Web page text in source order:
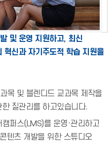
및 운영 지원하고, 최신
혁신과 자기주도적 학습 지원을
목 및 블렌디드 교과목 제작을
질관리를 하고있습니다.
퍼스(LMS)를 운영·관리하고
텐츠 개발을 위한 스튜디오